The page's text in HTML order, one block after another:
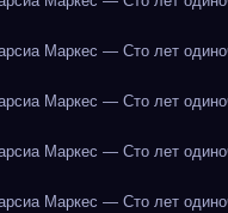
Маркес — Сто лет
Маркес — Сто лет
Маркес — Сто лет
Маркес — Сто лет